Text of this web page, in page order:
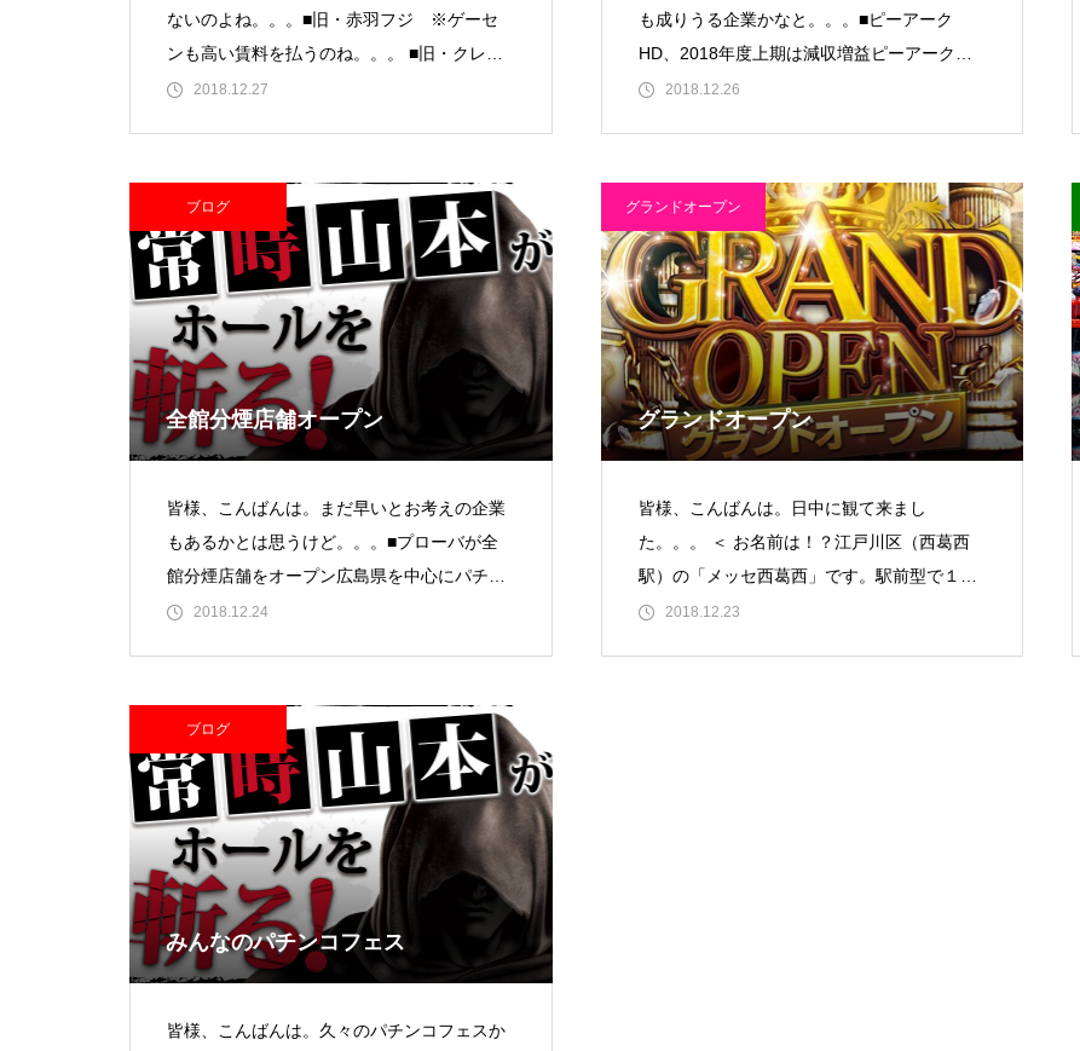
パンドラ横須賀店様 大王天王台店様
パンドラ横須賀店様 ゴールデンセンター様
物件視察 物件視察
物件視察③ 物件視察②
物件視察
新規出店
ないのよね。。。■旧・赤羽フジ ※ゲーセ
ンも高い賃料を払うのね。。。 ■旧・クレー
ジー７（西葛西） ※放
2018.12.27
も成りうる企業かなと。。。■ピーアーク
HD、2018年度上期は減収増益ピーアークホ
ールディングスが発表した201
2018.12.26
ブログ
全館分煙店舗オープン
皆様、こんばんは。まだ早いとお考えの企業
もあるかとは思うけど。。。■プローバが全
館分煙店舗をオープン広島県を中心にパチン
コ事業を展開するプローバホールデ
2018.12.24
グランドオープン
グランドオープン
皆様、こんばんは。日中に観て来まし
た。。。 ＜ お名前は！？江戸川区（西葛西
駅）の「メッセ西葛西」です。駅前型で１フ
ロア１０００台は
2018.12.23
ブログ
みんなのパチンコフェス
皆様、こんばんは。久々のパチンコフェスか